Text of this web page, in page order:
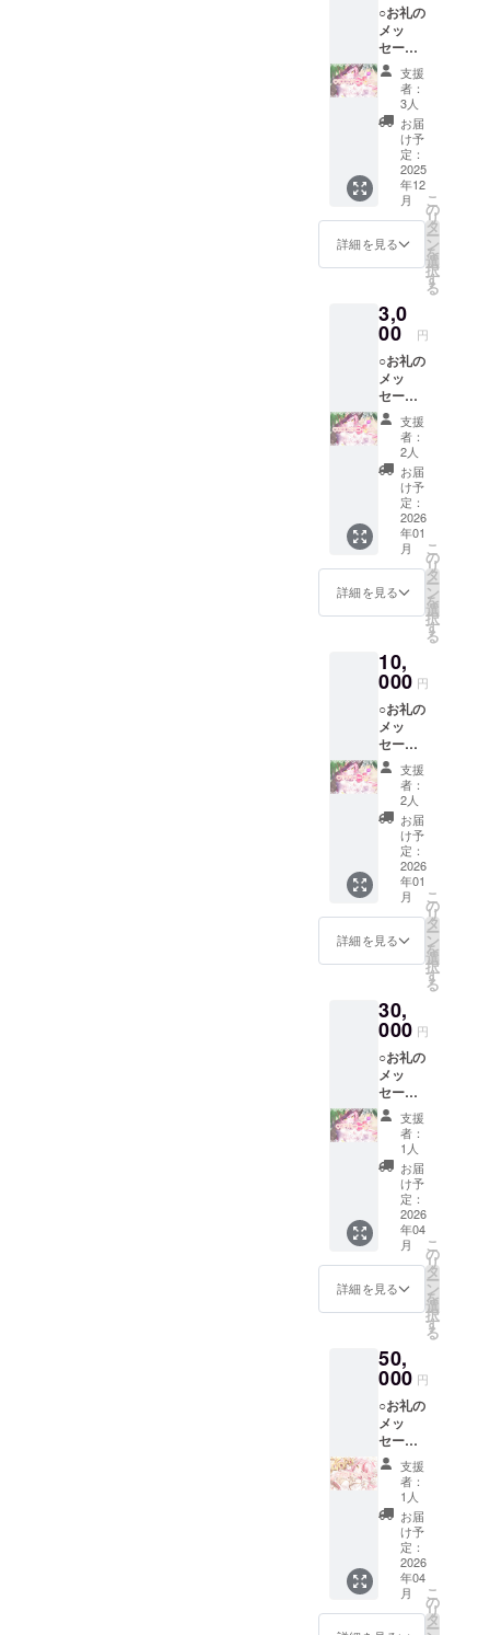
○お礼の
メッ
セージ○
感謝の
気持ち
を込め
て、お
礼の
メッ
セージ
をお送
りしま
す。
支援
者：
3人
お届
け予
定：
2025
年12
月
詳細を見る
こ
の
リ
タ
ー
ン
を
選
択
す
る
3,0
00 円
○お礼の
メッ
セー
ジ・お
手紙・
ボイス○
感謝の
気持ち
を込め
て、お
礼の
メッ
セージ
とお手
紙、ボ
イスを
しま
す。 ボ
イスは1
分以上
のもの
をギガ
ファイ
ル便で
お送り
しま
す。 備
考欄に
お手紙
に記載
してほ
しいお
名前を
支援
者：
2人
お届
け予
定：
2026
年01
月
詳細を見る
こ
の
リ
タ
ー
ン
を
選
択
す
る
10,
000 円
○お礼の
メッ
セー
ジ・お
手紙・
ボイ
ス・香
水注文
ID○ 感
謝の気
持ちを
込め
て、お
礼の
メッ
セージ
紙、ボ
イス、
オリジ
ナル香
水の注
文IDを
お送り
しま
す。 ボ
イスは1
分以上
のもの
をギガ
ファイ
ル便で
お送り
しま
は
Scently
様のHP
より各
自ご注
文いた
だく形
となり
ます。
備考欄
にお手
紙に記
載して
ほしい
お名前
をご記
支援
者：
2人
お届
け予
定：
2026
年01
月
詳細を見る
こ
の
リ
タ
ー
ン
を
選
択
す
る
30,
000 円
○お礼の
メッ
セー
ジ・お
手紙・
ボイ
ス・香
水注文
ID・ア
クリル
グッズ○
感謝の
気持ち
を込め
て、お
礼の
セージ
とお手
紙、ボ
イス、
オリジ
ナル香
水の注
文ID・
オリジ
ナルア
クリル
グッズ
をお送
りしま
す。 ボ
イスは1
支援
者：
1人
お届
け予
定：
2026
年04
月
詳細を見る
こ
の
リ
タ
ー
ン
を
選
択
す
る
50,
000 円
○お礼の
メッ
セー
ジ・お
手紙・
ボイ
ス・香
水注文
ID・ア
クリル
グッ
ズ・個
別通話○
支援
者：
1人
お届
け予
定：
2026
年04
月
こ
の
リ
タ
ー